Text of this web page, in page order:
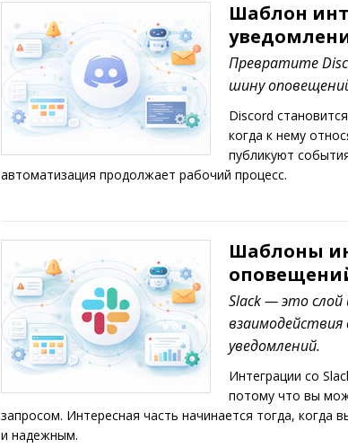
Шаблон
Превратите
шину
Discord
когда к нему
публикуют
автоматизация продолжает рабочий процесс.
Шаблоны
Slack — это слой
взаимодействия
уведомлений.
Интеграции со
потому что вы
запросом. Интересная часть начинается тогда, когда
и надежным.